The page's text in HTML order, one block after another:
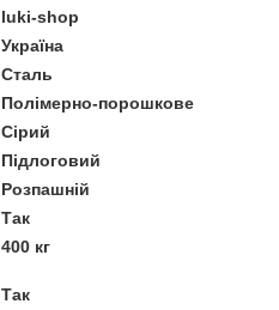
luki-shop
Україна
Сталь
Полімерно-порошкове
Сірий
Підлоговий
Розпашній
Так
400 кг
Так